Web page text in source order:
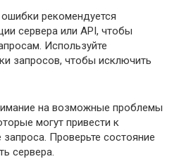
рекомендуется
сервера или API, чтобы
Используйте
запросов, чтобы исключить
на возможные проблемы
могут привести к
Проверьте состояние
сервера.